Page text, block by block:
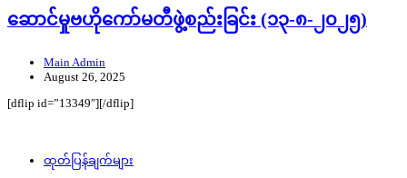
ဆောင်မှုဗဟိုကော်မတီဖွဲ့စည်းခြင်း (၁၃-၈-၂၀၂၅)
Main Admin
August 26, 2025
[dflip id=”13349″][/dflip]
ထုတ်ပြန်ချက်များ